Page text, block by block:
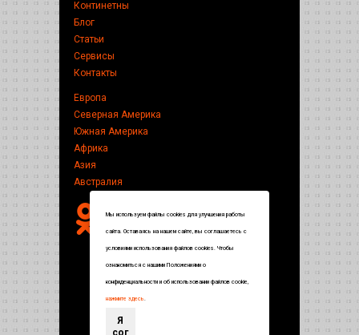
Континетны
Блог
Статьи
Сервисы
Контакты
Европа
Северная Америка
Южная Америка
Африка
Азия
Австралия
Мы используем файлы cookies для улучшения работы
сайта. Оставаясь на нашем сайте, вы соглашаетесь с
условиями использования файлов cookies. Чтобы
ознакомиться с нашими Положениями о
конфиденциальности и об использовании файлов cookie,
нажмите здесь.
Я
сог